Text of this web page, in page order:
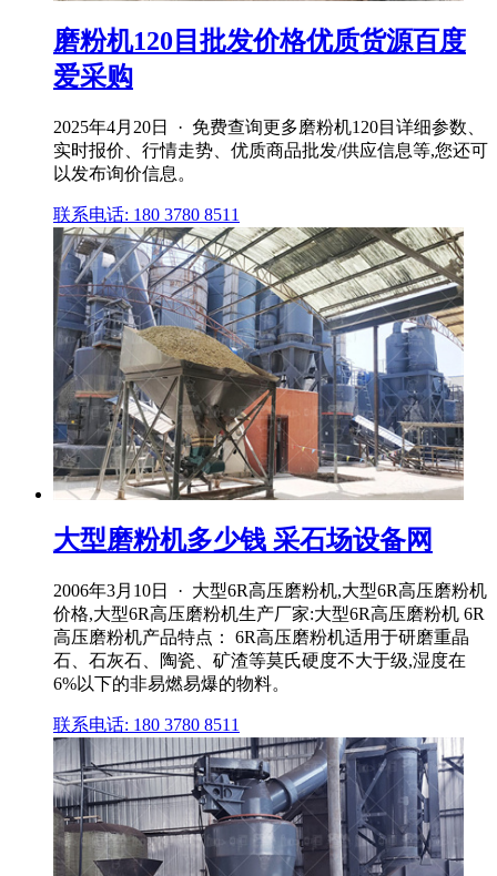
磨粉机120目批发价格优质货源百度
爱采购
2025年4月20日 · 免费查询更多磨粉机120目详细参数、
实时报价、行情走势、优质商品批发/供应信息等,您还可
以发布询价信息。
联系电话: 180 3780 8511
大型磨粉机多少钱 采石场设备网
2006年3月10日 · 大型6R高压磨粉机,大型6R高压磨粉机
价格,大型6R高压磨粉机生产厂家:大型6R高压磨粉机 6R
高压磨粉机产品特点： 6R高压磨粉机适用于研磨重晶
石、石灰石、陶瓷、矿渣等莫氏硬度不大于级,湿度在
6%以下的非易燃易爆的物料。
联系电话: 180 3780 8511